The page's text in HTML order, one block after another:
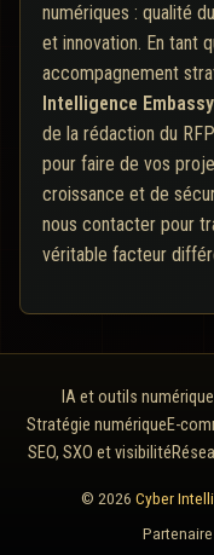
numériques : qualité
et innovation. En tant
accompagnement
Intelligence Embassy
de la rédaction du
pour faire de vos
croissance et de
nous contacter pour
véritable facteur
IA et outils
Stratégie numériqueE-
SEO, SXO et visibilité
© 2026 Cyber